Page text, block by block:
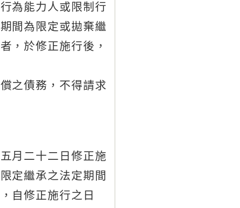
為能力人或限制行
間為限定或拋棄繼
，於修正施行後，
之債務，不得請求
月二十二日修正施
定繼承之法定期間
自修正施行之日